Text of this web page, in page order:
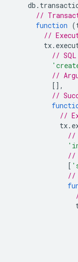
db .
//
function (
//
tx.
//
//
[],
//
//
tx.
//
//
[
//